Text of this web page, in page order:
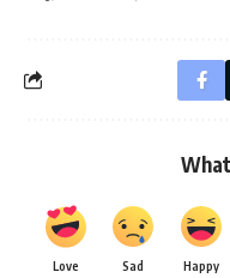
Love Sad Happy